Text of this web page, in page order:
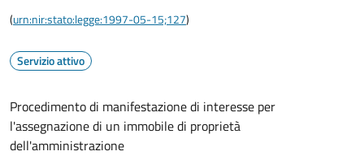
(urn:nir:stato:legge:1997-05-15;127)
Servizio attivo
Procedimento di manifestazione di interesse per
l'assegnazione di un immobile di proprietà
dell'amministrazione